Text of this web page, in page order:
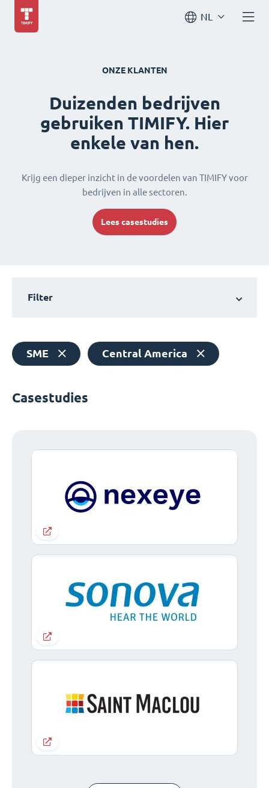
NL
ONZE KLANTEN
Duizenden bedrijven
gebruiken TIMIFY. Hier
enkele van hen.
Krijg een dieper inzicht in de voordelen van TIMIFY voor
bedrijven in alle sectoren.
Lees casestudies
Filter
SME Central America
Casestudies